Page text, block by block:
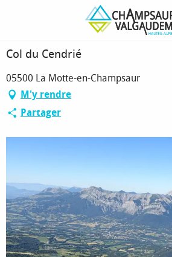
principal
Col du Cendrié
Col du Cendrié
05500 La Motte-en-Champsaur
M'y rendre
Partager